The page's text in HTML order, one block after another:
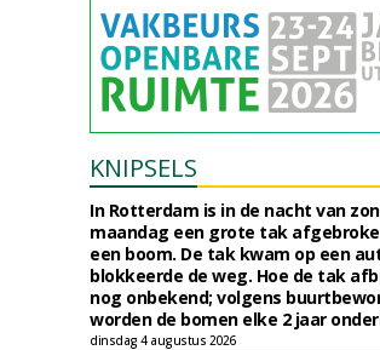
KNIPSELS
In Rotterdam is in de nacht van
maandag een grote tak
een boom. De tak kwam op een
blokkeerde de weg. Hoe de tak
nog onbekend; volgens
worden de bomen elke 2 jaar
dinsdag 4 augustus 2026